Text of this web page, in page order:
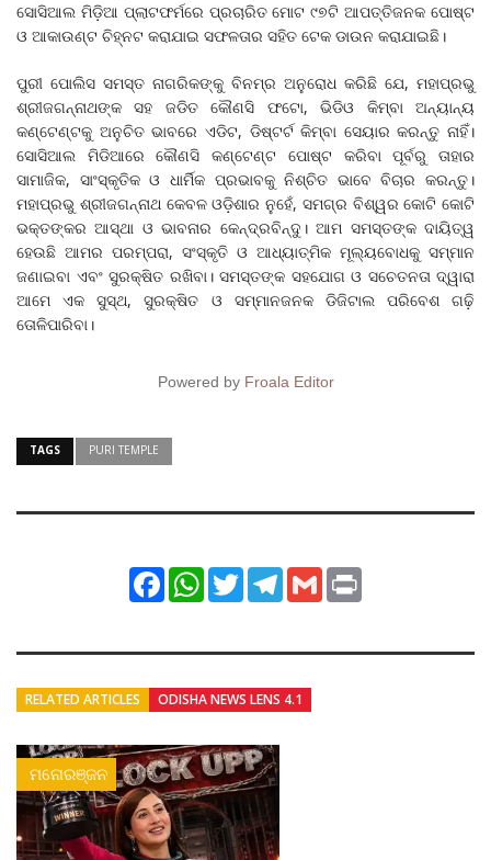
ସୋସିଆଲ ମିଡ଼ିଆ ପ୍ଲାଟଫର୍ମରେ ପ୍ରଚାରିତ ମୋଟ ୯୭ଟି ଆପତ୍ତିଜନକ ପୋଷ୍ଟ
ଓ ଆକାଉଣ୍ଟ ଚିହ୍ନଟ କରାଯାଇ ସଫଳତାର ସହିତ ଟେକ ଡାଉନ କରାଯାଇଛି।
ପୁରୀ ପୋଲିସ ସମସ୍ତ ନାଗରିକଙ୍କୁ ବିନମ୍ର ଅନୁରୋଧ କରିଛି ଯେ, ମହାପ୍ରଭୁ
ଶ୍ରୀଜଗନ୍ନାଥଙ୍କ ସହ ଜଡିତ କୌଣସି ଫଟୋ, ଭିଡିଓ କିମ୍ବା ଅନ୍ୟାନ୍ୟ
କଣ୍ଟେଣ୍ଟକୁ ଅନୁଚିତ ଭାବରେ ଏଡିଟ, ଡିଷ୍ଟର୍ଟ କିମ୍ବା ସେୟାର କରନ୍ତୁ ନାହିଁ।
ସୋସିଆଲ ମିଡିଆରେ କୌଣସି କଣ୍ଟେଣ୍ଟ ପୋଷ୍ଟ କରିବା ପୂର୍ବରୁ ତାହାର
ସାମାଜିକ, ସାଂସ୍କୃତିକ ଓ ଧାର୍ମିକ ପ୍ରଭାବକୁ ନିଶ୍ଚିତ ଭାବେ ବିଚାର କରନ୍ତୁ।
ମହାପ୍ରଭୁ ଶ୍ରୀଜଗନ୍ନାଥ କେବଳ ଓଡ଼ିଶାର ନୁହେଁ, ସମଗ୍ର ବିଶ୍ୱର କୋଟି କୋଟି
ଭକ୍ତଙ୍କର ଆସ୍ଥା ଓ ଭାବନାର କେନ୍ଦ୍ରବିନ୍ଦୁ। ଆମ ସମସ୍ତଙ୍କ ଦାୟିତ୍ୱ
ହେଉଛି ଆମର ପରମ୍ପରା, ସଂସ୍କୃତି ଓ ଆଧ୍ୟାତ୍ମିକ ମୂଲ୍ୟବୋଧକୁ ସମ୍ମାନ
ଜଣାଇବା ଏବଂ ସୁରକ୍ଷିତ ରଖିବା। ସମସ୍ତଙ୍କ ସହଯୋଗ ଓ ସଚେତନତା ଦ୍ୱାରା
ଆମେ ଏକ ସୁସ୍ଥ, ସୁରକ୍ଷିତ ଓ ସମ୍ମାନଜନକ ଡିଜିଟାଲ ପରିବେଶ ଗଢ଼ି
ତୋଳିପାରିବା।
Powered by Froala Editor
TAGS PURI TEMPLE
FacebookWhatsApp
TwitterTelegram
Gmail
RELATED ARTICLES ODISHA NEWS LENS 4.1
ମନୋରଞ୍ଜନ